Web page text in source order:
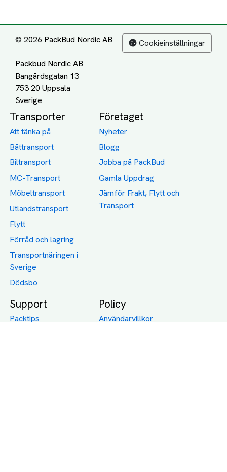
© 2026 PackBud Nordic AB
Packbud Nordic AB
Bangårdsgatan 13
753 20 Uppsala
Cookieinställningar
Transporter
Att tänka på
Båttransport
Biltransport
MC-Transport
Möbeltransport
Utlandstransport
Flytt
Förråd och lagring
Transportnäringen i
Sverige
Dödsbo
Företaget
Nyheter
Blogg
Jobba på PackBud
Gamla Uppdrag
Jämför Frakt, Flytt och
Transport
Support
Packtips
Policy
Användarvillkor